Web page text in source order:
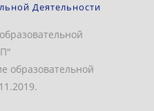
Деятельности
образовательной